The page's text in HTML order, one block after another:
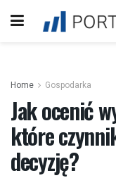
Home Gospodarka
Jak ocenić
które
decyzję?